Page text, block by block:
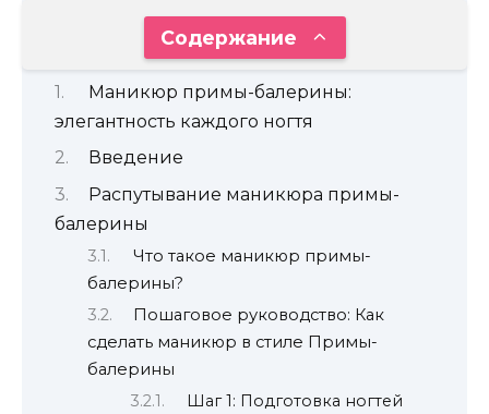
Содержание
Маникюр примы-балерины:
элегантность каждого ногтя
Введение
Распутывание маникюра примы-
балерины
Что такое маникюр примы-
балерины?
Пошаговое руководство: Как
сделать маникюр в стиле Примы-
балерины
Шаг 1: Подготовка ногтей